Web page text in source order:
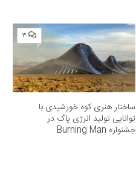
۳
ساختار هنری کوه خورشیدی با
توانایی تولید انرژی پاک در
جشنواره Burning Man